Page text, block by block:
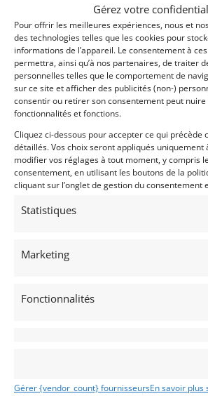
Gérez votre
Pour offrir les meilleures expériences, nous et
des technologies telles que les cookies pour
informations de l’appareil. Le consentement à
permettra, ainsi qu’à nos partenaires, de traiter
personnelles telles que le comportement de
sur ce site et afficher des publicités (non-)
consentir ou retirer son consentement peut
fonctionnalités et fonctions.
Cliquez ci-dessous pour accepter ce qui précède
détaillés. Vos choix seront appliqués uniquement
modifier vos réglages à tout moment, y compris
consentement, en utilisant les boutons de la
cliquant sur l’onglet de gestion du consentement
Statistiques
Marketing
Fonctionnalités
Gérer {vendor_count} fournisseursEn savoir plus
unités construites par Lotus Engineering
Goodwood Members’ Meeting 2019, large
Vendu par : Automobiles Historiques
28 novembre 2021